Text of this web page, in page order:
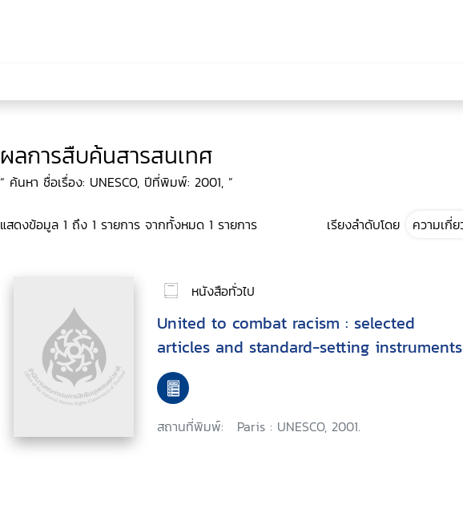
ผลการสืบค้นสารสนเทศ
“ ค้นหา ชื่อเรื่อง: UNESCO, ปีที่พิมพ์: 2001, ”
แสดงข้อมูล 1 ถึง 1 รายการ จากทั้งหมด 1 รายการ เรียงลำดับโดย
หนังสือทั่วไป
United to combat racism : selected
articles and standard-setting instruments
สถานที่พิมพ์: Paris : UNESCO, 2001.